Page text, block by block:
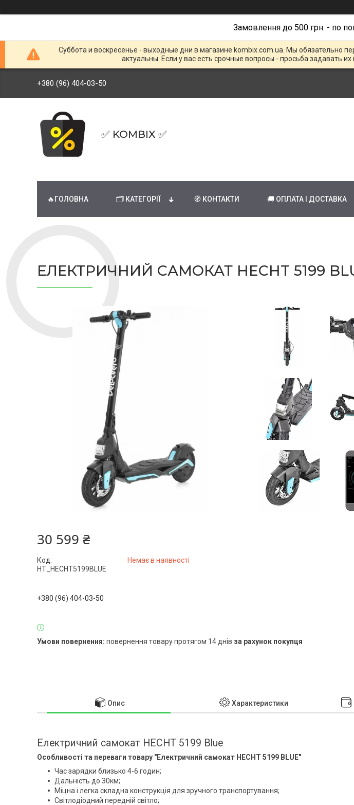
Замовлення до 500 грн. - по
Суббота и воскресенье - выходные дни в магазине kombix.com.ua. Мы обязательно
актуальны. Если у вас есть срочные вопросы - просьба задавать
+380 (96) 404-03-50
✅ KOMBIX ✅
🔥ГОЛОВНА 🗂 КАТЕГОРІЇ 🧭 КОНТАКТИ 🚚 ОПЛАТА І ДОСТАВКА
ЕЛЕКТРИЧНИЙ САМОКАТ HECHT 5199
30 599 ₴
Немає в наявності
Код:
HT_HECHT5199BLUE
+380 (96) 404-03-50
повернення товару протягом 14 днів за рахунок покупця
Опис Характеристики
Електричний самокат HECHT 5199 Blue
Особливості та переваги товару "Електричний самокат HECHT 5199 BLUE"
Час зарядки близько 4-6 годин;
Дальність до 30км;
Міцна і легка складна конструкція для зручного транспортування;
Світлодіодний передній світло;